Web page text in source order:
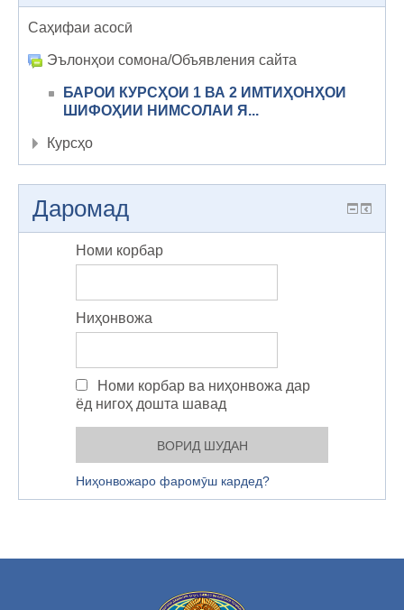
Саҳифаи асосӣ
Эълонҳои сомона/Объявления сайта
БАРОИ КУРСҲОИ 1 ВА 2 ИМТИҲОНҲОИ
ШИФОҲИИ НИМСОЛАИ Я...
Курсҳо
Даромад
Номи корбар
Ниҳонвожа
Номи корбар ва ниҳонвожа дар
ёд нигоҳ дошта шавад
Ниҳонвожаро фаромӯш кардед?